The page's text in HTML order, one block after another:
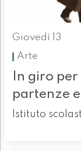
Giovedì 13
Arte
In giro
partenze
Istituto